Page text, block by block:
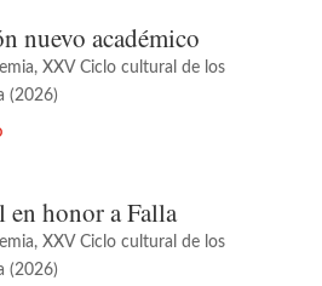
nuevo académico
, XXV Ciclo cultural de los
(2026)
honor a Falla
, XXV Ciclo cultural de los
(2026)